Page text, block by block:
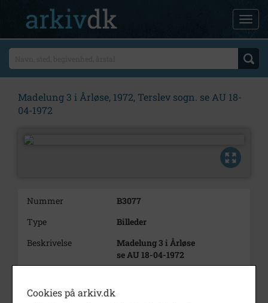
Madelung 3 i Årløse, 1972, Terslev sogn. se AU 18-
04-1972
Nummer
B3077
Type
Billeder
Beskrivelse
Madelung 3 i Årløse
se AU 18-04-1972
Dateringsnote
Cookies på arkiv.dk